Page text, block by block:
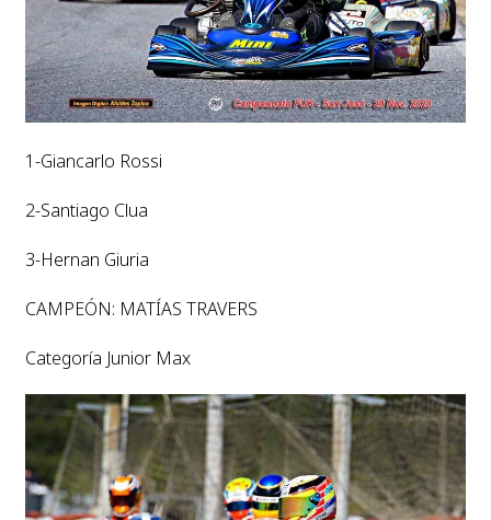
1-Giancarlo Rossi
2-Santiago Clua
3-Hernan Giuria
CAMPEÓN: MATÍAS TRAVERS
Categoría Junior Max